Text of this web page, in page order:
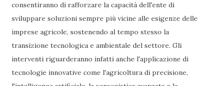
consentiranno di rafforzare la capacità dell'ente di
sviluppare soluzioni sempre più vicine alle esigenze delle
imprese agricole, sostenendo al tempo stesso la
transizione tecnologica e ambientale del settore. Gli
interventi riguarderanno infatti anche l'applicazione di
tecnologie innovative come l'agricoltura di precisione,